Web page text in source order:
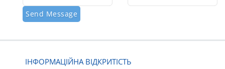
ІНФОРМАЦІЙНА ВІДКРИТІСТЬ